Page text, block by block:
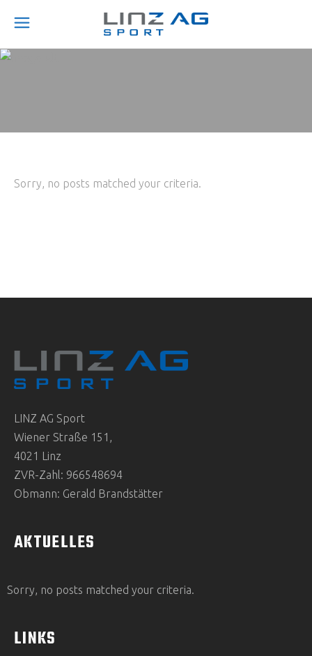
Sorry, no posts matched your criteria.
LINZ AG Sport
Wiener Straße 151,
4021 Linz
ZVR-Zahl: 966548694
Obmann: Gerald Brandstätter
AKTUELLES
Sorry, no posts matched your criteria.
LINKS